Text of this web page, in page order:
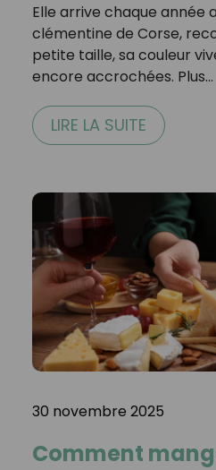
Elle arrive chaque année
clémentine de Corse,
petite taille, sa couleur
encore accrochées. Plus…
LIRE LA SUITE
30 novembre 2025
Comment